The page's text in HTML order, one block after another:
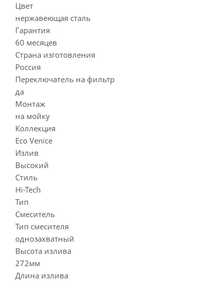
Цвет
нержавеющая сталь
Гарантия
60 месяцев
Страна изготовления
Россия
Переключатель на фильтр
да
Монтаж
на мойку
Коллекция
Eco Venice
Излив
Высокий
Стиль
Hi-Tech
Тип
Смеситель
Тип смесителя
однозахватный
Высота излива
272мм
Длина излива